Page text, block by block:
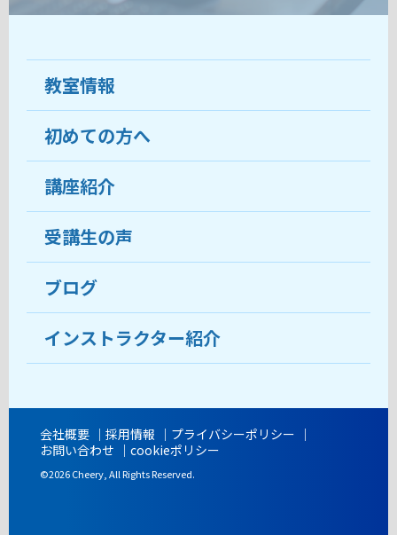
教室情報
教室について
受講生の声
おすすめ・人気の講座
目的から講座を探す
教室ブログ
開講時間
初めての方へ
ココがおすすめ
料金
受講までの流れ
よくあるご質問
講座紹介
受講生の声
ブログ
インストラクター紹介
会社概要 採用情報
プライバシーポリシー
お問い合わせ
cookieポリシー
©2026 Cheery, All Rights Reserved.